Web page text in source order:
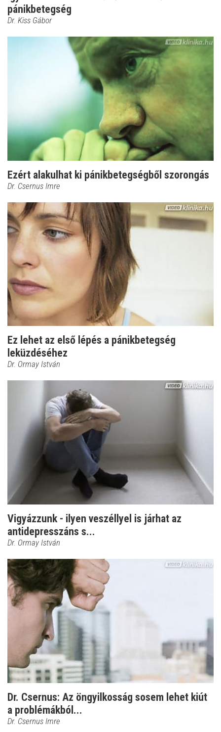
pánikbetegség
Dr. Kiss Gábor
Ezért alakulhat ki pánikbetegségből szorongás
Dr. Csernus Imre
Ez lehet az első lépés a pánikbetegség
leküzdéséhez
Dr. Ormay István
Vigyázzunk - ilyen veszéllyel is járhat az
antidepresszáns s...
Dr. Ormay István
Dr. Csernus: Az öngyilkosság sosem lehet kiút
a problémákból...
Dr. Csernus Imre